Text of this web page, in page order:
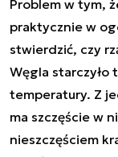
Problem w tym,
praktycznie w
stwierdzić, czy
Węgla
temperatury. Z
ma szczęście w
nieszczęściem